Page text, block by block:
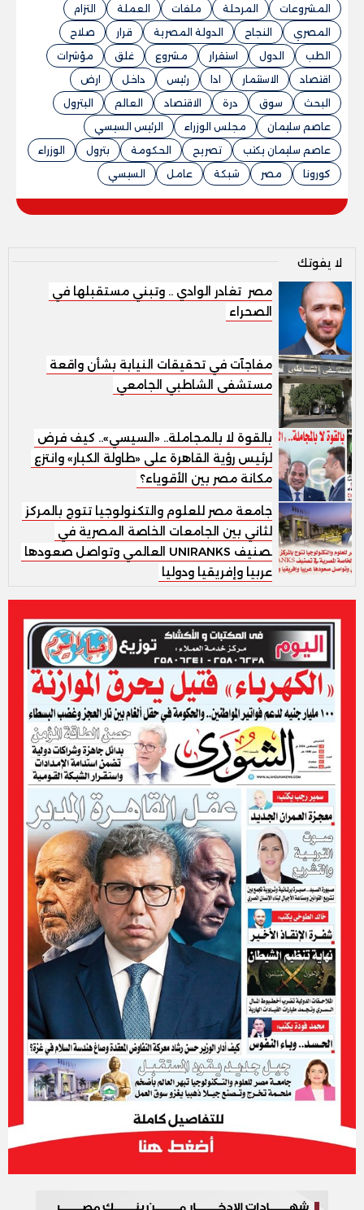
المشروعات المرحلة ملفات العملة
التزام
المصري
النجاح الدولة المصرية قرار
صلاح
الطب
الدول استقرار مشروع غلق
مؤشرات
اقتصاد
الاستثمار ادا رئيس داخل
ارض
البحث
سوق درة الاقتصاد العالم
البترول
عاصم سليمان
مجلس الوزراء
الرئيس السيسي
عاصم سليمان يكتب
تصريح الحكومة بترول
الوزراء
كورونا
مصر شبكة عامل السيسي
لا يفوتك
مصر تغادر الوادي .. وتبني مستقبلها في
الصحراء
مفاجآت في تحقيقات النيابة بشأن واقعة
مستشفى الشاطبي الجامعي
بالقوة لا بالمجاملة.. «السيسي».. كيف فرض
الرئيس رؤية القاهرة على «طاولة الكبار» وانتزع
مكانة مصر بين الأقوياء؟
جامعة مصر للعلوم والتكنولوجيا تتوج بالمركز
الثاني بين الجامعات الخاصة المصرية في
تصنيف UNIRANKS العالمي وتواصل صعودها
عربيا وإفريقيا ودوليا